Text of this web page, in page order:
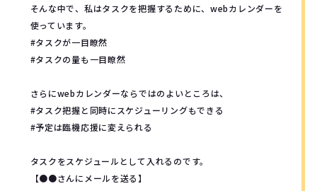
そんな中で、私はタスクを把握するために、webカレンダーを
使っています。
#タスクが一目瞭然
#タスクの量も一目瞭然
さらにwebカレンダーならではのよいところは、
#タスク把握と同時にスケジューリングもできる
#予定は臨機応援に変えられる
タスクをスケジュールとして入れるのです。
【●●さんにメールを送る】